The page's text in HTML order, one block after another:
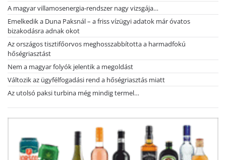
A magyar villamosenergia-rendszer nagy vizsgája…
Emelkedik a Duna Paksnál – a friss vízügyi adatok már óvatos
bizakodásra adnak okot
Az országos tisztifőorvos meghosszabbította a harmadfokú
hőségriasztást
Nem a magyar folyók jelentik a megoldást
Változik az ügyfélfogadási rend a hőségriasztás miatt
Az utolsó paksi turbina még mindig termel…